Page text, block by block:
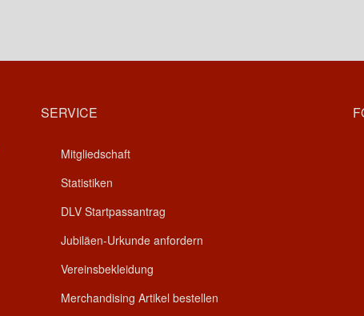
SERVICE
Mitgliedschaft
Statistiken
DLV Startpassantrag
Jubiläen-Urkunde anfordern
Vereinsbekleidung
Merchandising Artikel bestellen